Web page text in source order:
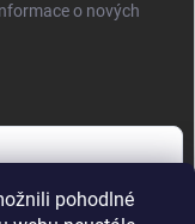
pohodlné
o nových